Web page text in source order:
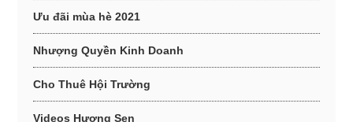
Ưu đãi mùa hè 2021
Nhượng Quyền Kinh Doanh
Cho Thuê Hội Trường
Videos Hương Sen